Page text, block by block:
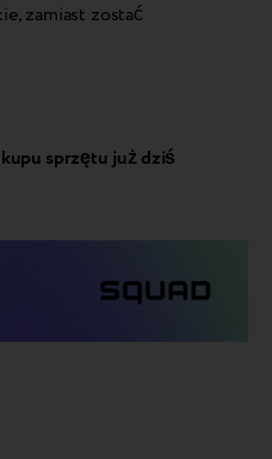
zamiast zostać
sprzętu już dziś